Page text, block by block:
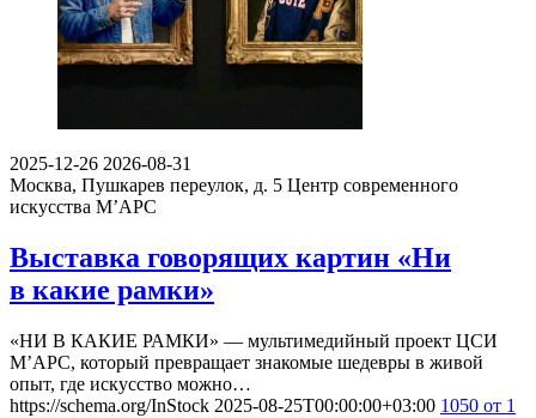
2025-12-26 2026-08-31
Москва, Пушкарев переулок, д. 5 Центр современного
искусства М’АРС
Выставка говорящих картин «Ни
в какие рамки»
«НИ В КАКИЕ РАМКИ» — мультимедийный проект ЦСИ
М’АРС, который превращает знакомые шедевры в живой
опыт, где искусство можно…
https://schema.org/InStock 2025-08-25T00:00:00+03:00 1050 от 1